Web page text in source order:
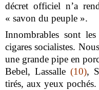
décret officiel n’a
« savon du peuple ».
Innombrables sont
cigares socialistes.
une grande pipe en
Bebel, Lassalle (10),
tirés, aux yeux